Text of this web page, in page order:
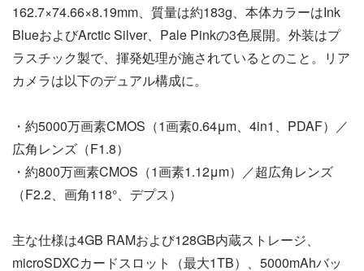
162.7×74.66×8.19mm、質量は約183g、本体カラーはInk
BlueおよびArctic Silver、Pale Pinkの3色展開。外装はプ
ラスチック製で、揮発処理が施されているとのこと。リア
カメラは以下のデュアル構成に。
・約5000万画素CMOS（1画素0.64μm、4in1、PDAF）／
広角レンズ（F1.8）
・約800万画素CMOS（1画素1.12μm）／超広角レンズ
（F2.2、画角118°、デプス）
主な仕様は4GB RAMおよび128GB内蔵ストレージ、
microSDXCカードスロット（最大1TB）、5000mAhバッ